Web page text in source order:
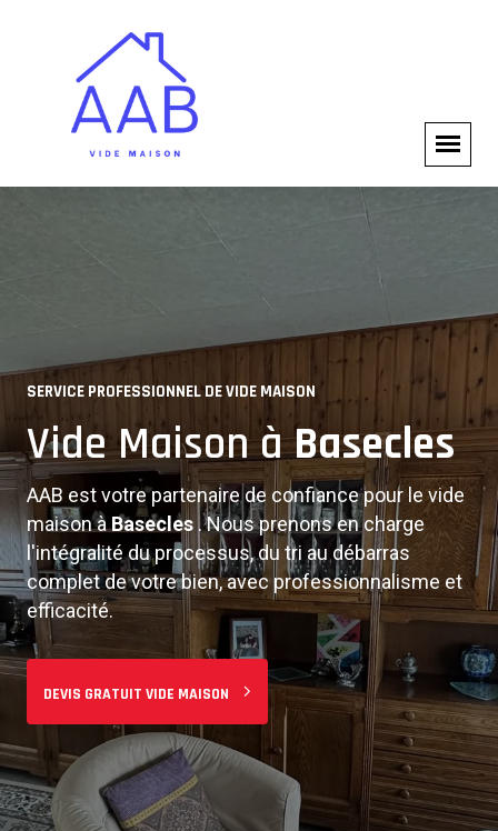
SERVICE PROFESSIONNEL DE VIDE MAISON
Vide Maison àBasecles
AAB est votre partenaire de confiance pour le vide
maison àBasecles . Nous prenons en charge
l'intégralité du processus, du tri au débarras
complet de votre bien, avec professionnalisme et
efficacité.
DEVIS GRATUIT VIDE MAISON
VIDE MAISON COMPLET
Experts en Vide Maison à
Basecles
De l'estimation gratuite à la remise des clés, nous
assurons un service de vide maison intégral.
Notre équipe expérimentée s'occupe de tout : tri,
démontage, évacuation et nettoyage final.